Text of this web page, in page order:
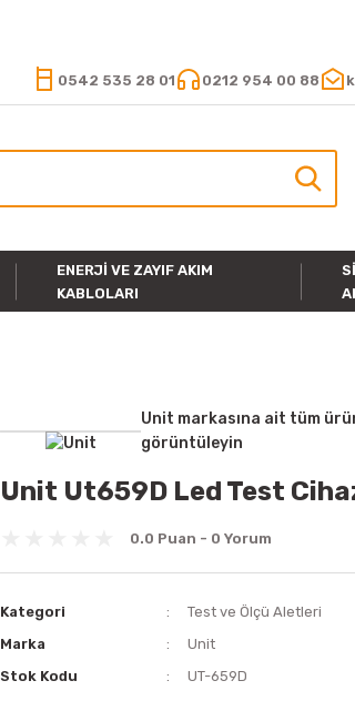
0542 535 28 01 0212 954 00 88
ENERJI VE ZAYIF AKIM
KABLOLARI
Unit markasına ait tüm
görüntüleyin
Unit Ut659D Led Test
0.0 Puan - 0 Yorum
Kategori
Test ve Ölçü Aletleri
Marka
Unit
Stok Kodu
UT-659D